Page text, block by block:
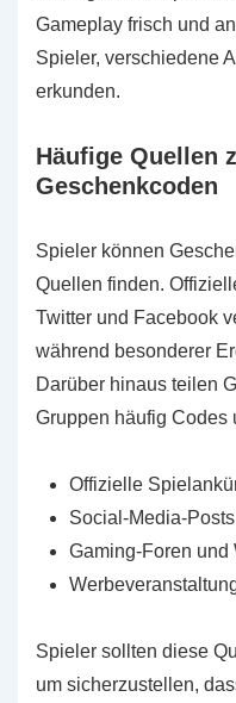
Gameplay frisch und
Spieler, verschiedene
erkunden.
Häufige Quellen
Geschenkcoden
Spieler können
Quellen finden.
Twitter und Facebook
während besonderer
Darüber hinaus teilen
Gruppen häufig Codes
Offizielle
Social-Media-Posts
Gaming-Foren und
Spieler sollten diese
um sicherzustellen,